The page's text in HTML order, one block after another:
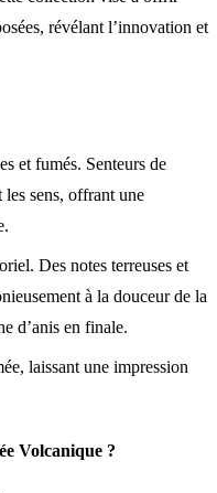
révélant l’innovation et
et fumés. Senteurs de
les sens, offrant une
Des notes terreuses et
à la douceur de la
d’anis en finale.
laissant une impression
Volcanique ?